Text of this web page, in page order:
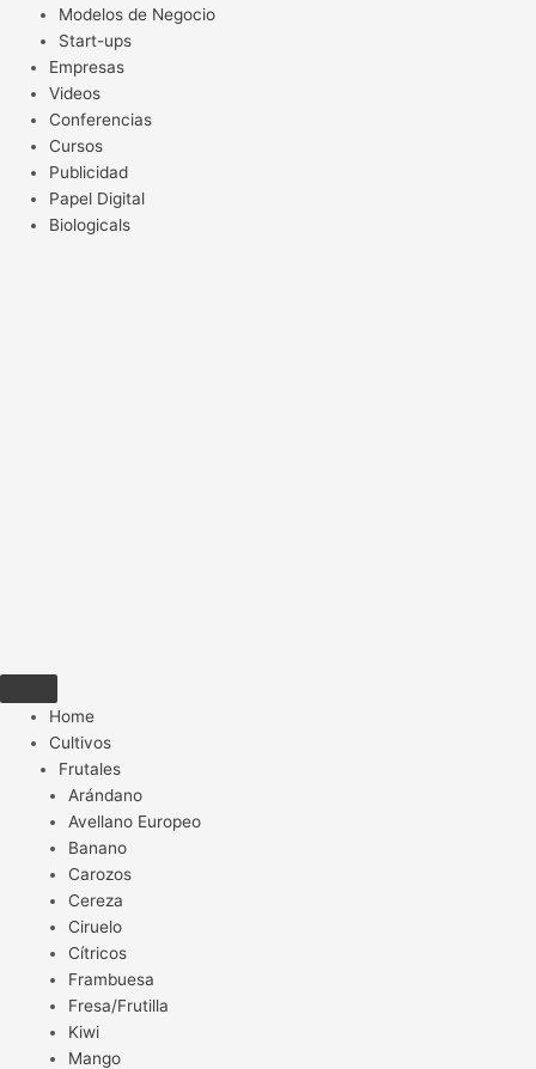
Modelos de Negocio
Start-ups
Empresas
Videos
Conferencias
Cursos
Publicidad
Papel Digital
Biologicals
Home
Cultivos
Frutales
Arándano
Avellano Europeo
Banano
Carozos
Cereza
Ciruelo
Cítricos
Frambuesa
Fresa/Frutilla
Kiwi
Mango